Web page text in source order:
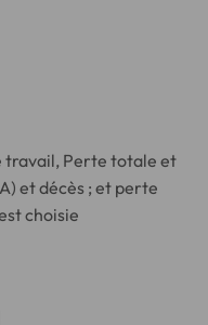
travail, Perte totale et
et décès ; et perte
choisie